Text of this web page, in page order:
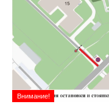
Внимание!